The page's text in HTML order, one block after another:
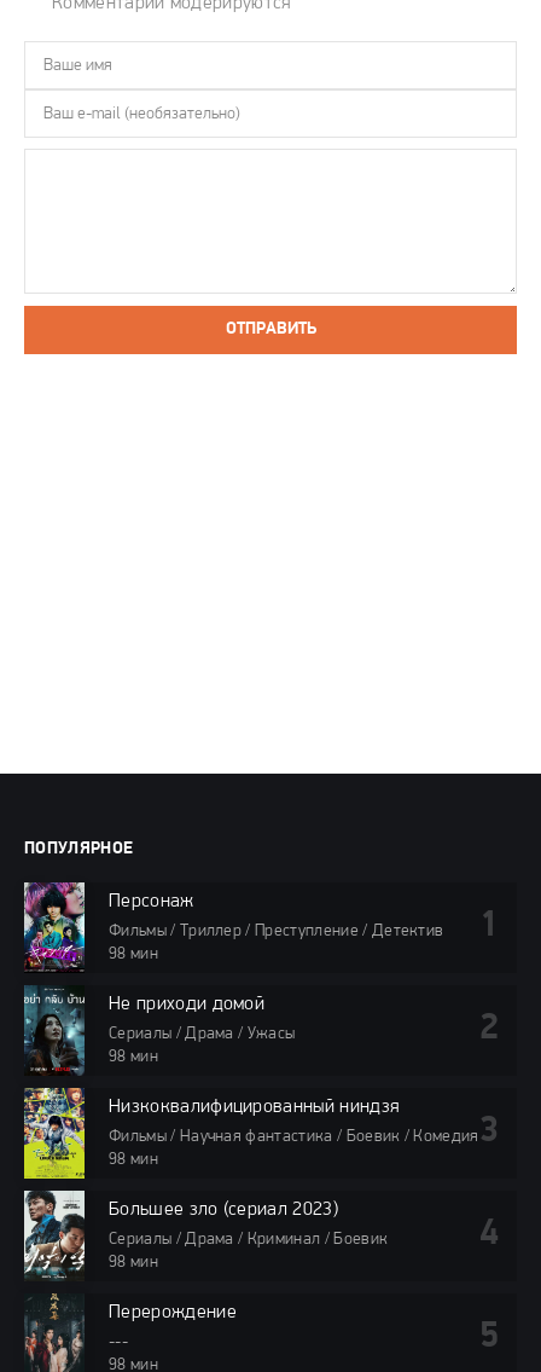
ОТПРАВИТЬ
ПОПУЛЯРНОЕ
Персонаж
Фильмы / Триллер / Преступление / Детектив
98 мин
Не приходи домой
Сериалы / Драма / Ужасы
98 мин
Низкоквалифицированный ниндзя
Фильмы / Научная фантастика / Боевик / Комедия
98 мин
Большее зло (сериал 2023)
Сериалы / Драма / Криминал / Боевик
98 мин
Перерождение
---
98 мин